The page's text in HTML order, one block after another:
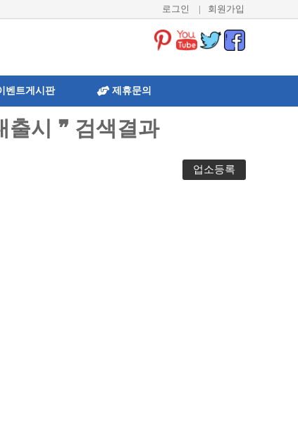
로그인 | 회원가입
벤트게시판 제휴문의
출시 ❞ 검색결과
업소등록